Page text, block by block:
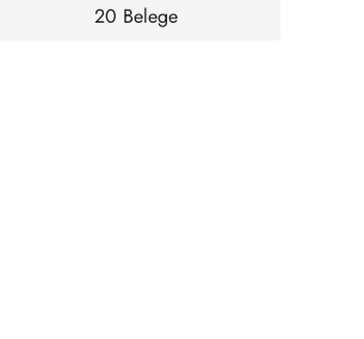
20 Belege